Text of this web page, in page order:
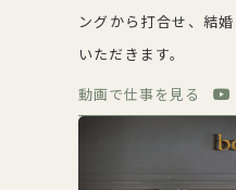
ングから打合せ、結
いただきます。
動画で仕事を見る